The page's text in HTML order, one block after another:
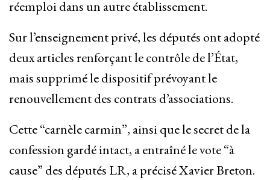
réemploi dans un autre établissement.
Sur l’enseignement privé, les députés ont adopté
deux articles renforçant le contrôle de l’État,
mais supprimé le dispositif prévoyant le
renouvellement des contrats d’associations.
Cette “carnèle carmin”, ainsi que le secret de la
confession gardé intact, a entraîné le vote “à
cause” des députés LR, a précisé Xavier Breton.